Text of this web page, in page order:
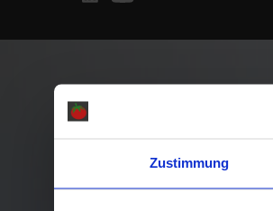
Zustimmung